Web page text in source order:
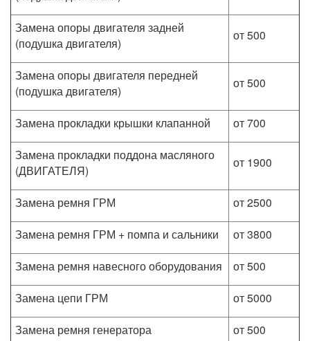
Замена опоры двигателя задней
(подушка двигателя)
от 500
Замена опоры двигателя передней
(подушка двигателя)
от 500
Замена прокладки крышки клапанной
от 700
Замена прокладки поддона масляного
(ДВИГАТЕЛЯ)
от 1900
Замена ремня ГРМ
от 2500
Замена ремня ГРМ + помпа и сальники
от 3800
Замена ремня навесного оборудования
от 500
Замена цепи ГРМ
от 5000
Замена ремня генератора
от 500